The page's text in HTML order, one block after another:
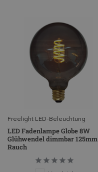
Freelight LED-Beleuchtung
LED Fadenlampe Globe 8W
Glühwendel dimmbar 125mm
Rauch